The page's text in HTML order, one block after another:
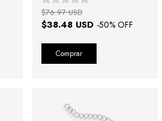
$38.48 USD -50% OFF
$76.97 USD
Comprar